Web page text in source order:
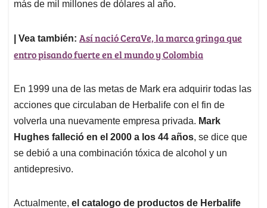
más de mil millones de dólares al año.
| Vea también: Así nació CeraVe, la marca gringa que
entro pisando fuerte en el mundo y Colombia
En 1999 una de las metas de Mark era adquirir todas las
acciones que circulaban de Herbalife con el fin de
volverla una nuevamente empresa privada. Mark
Hughes falleció en el 2000 a los 44 años, se dice que
se debió a una combinación tóxica de alcohol y un
antidepresivo.
Actualmente, el catalogo de productos de Herbalife